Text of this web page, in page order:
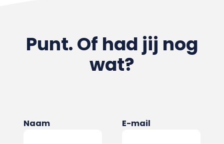
Punt. Of had jij nog
wat?
Naam E-mail